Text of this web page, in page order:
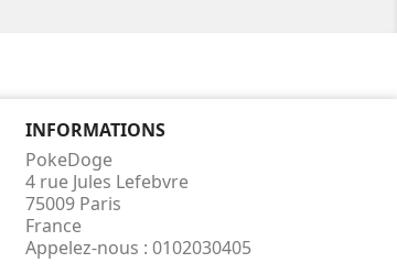
INFORMATIONS
PokeDoge
4 rue Jules Lefebvre
75009 Paris
France
Appelez-nous : 0102030405